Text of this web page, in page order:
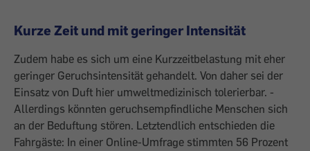
Kurze Zeit und mit geringer Intensität
Zudem habe es sich um eine Kurzzeitbelastung mit eher
geringer Geruchsintensität gehandelt. Von daher sei der
Einsatz von Duft hier umweltmedizinisch tolerierbar. ­
Allerdings könnten geruchsempfindliche Menschen sich
an der Beduftung stören. Letztendlich entschieden die
Fahrgäste: In einer Online-Umfrage stimmten 56 Prozent